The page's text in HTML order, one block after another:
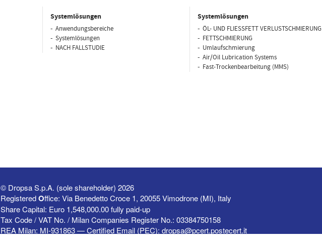
Systemlösungen
Anwendungsbereiche
Systemlösungen
NACH FALLSTUDIE
Systemlösungen
ÖL- UND FLIESSFETT VERLUSTSCHMIERUNG
FETTSCHMIERUNG
Umlaufschmierung
Air/Oil Lubrication Systems
Fast-Trockenbearbeitung (MMS)
© Dropsa S.p.A. (sole shareholder) 2026
RegisteredOffice: Via Benedetto Croce 1, 20055 Vimodrone (MI), Italy
Share Capital: Euro 1,548,000.00 fully paid-up
Tax Code / VAT No. / Milan Companies Register No.: 03384750158
REA Milan: MI-931863 — Certified Email (PEC): dropsa@pcert.postecert.it